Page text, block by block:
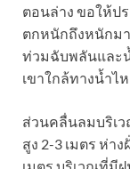
ตอนล่าง ขอให้ป
ตกหนักถึงหนักม
ท่วมฉับพลันและ
เขาใกล้ทางน้ำไ
ส่วนคลื่นลมบริเ
สูง 2-3 เมตร ห่า